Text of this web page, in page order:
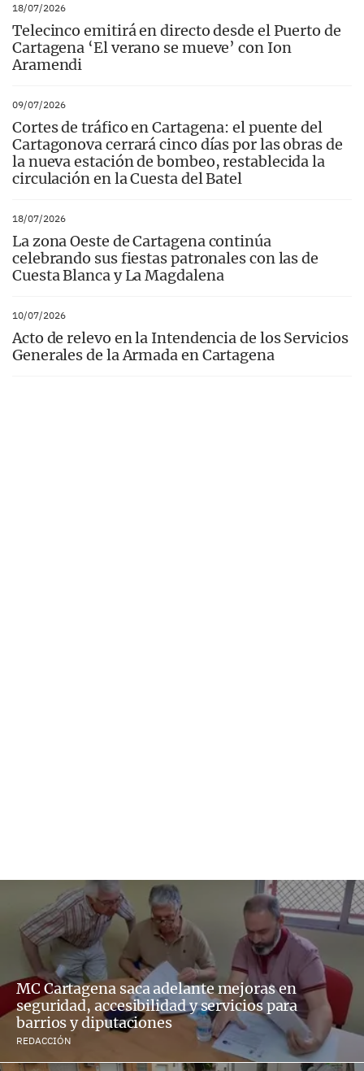
18/07/2026
Telecinco emitirá en directo desde el Puerto de
Cartagena ‘El verano se mueve’ con Ion
Aramendi
09/07/2026
Cortes de tráfico en Cartagena: el puente del
Cartagonova cerrará cinco días por las obras de
la nueva estación de bombeo, restablecida la
circulación en la Cuesta del Batel
18/07/2026
La zona Oeste de Cartagena continúa
celebrando sus fiestas patronales con las de
Cuesta Blanca y La Magdalena
10/07/2026
Acto de relevo en la Intendencia de los Servicios
Generales de la Armada en Cartagena
MC Cartagena saca adelante mejoras en
seguridad, accesibilidad y servicios para
barrios y diputaciones
REDACCIÓN